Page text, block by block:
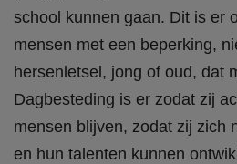
school kunnen gaan. Dit is er
mensen met een beperking,
hersenletsel, jong of oud, dat
Dagbesteding is er zodat zij
mensen blijven, zodat zij zich
en hun talenten kunnen